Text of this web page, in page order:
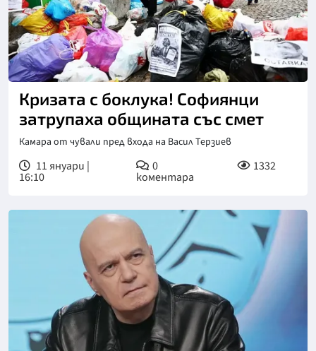
Кризата с боклука! Софиянци
затрупаха общината със смет
Камара от чували пред входа на Васил Терзиев
11 януари |
16:10
0
коментара
1332